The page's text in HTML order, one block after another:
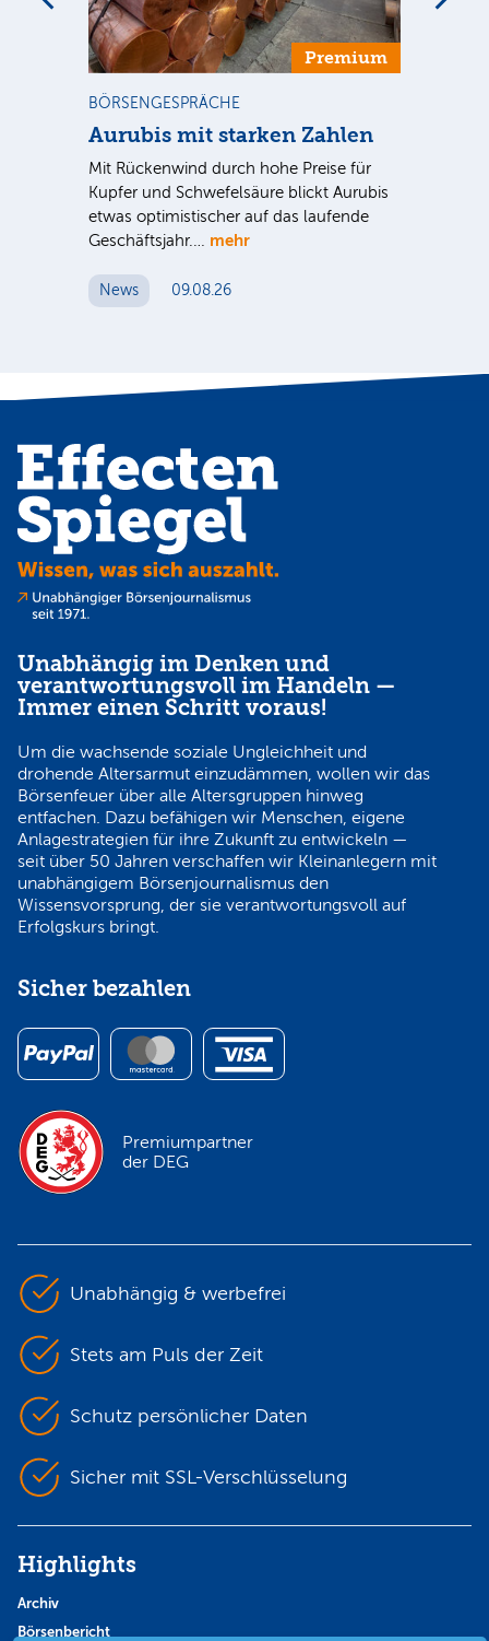
Premium
BÖRSENGESPRÄCHE
Aurubis mit starken Zahlen
Mit Rückenwind durch hohe Preise für
Kupfer und Schwefelsäure blickt Aurubis
etwas optimistischer auf das laufende
Geschäftsjahr.… mehr
News 09.08.26
Unabhängig im Denken und
verantwortungsvoll im Handeln —
Immer einen Schritt voraus!
Um die wachsende soziale Ungleichheit und
drohende Altersarmut einzudämmen, wollen wir das
Börsenfeuer über alle Altersgruppen hinweg
entfachen. Dazu befähigen wir Menschen, eigene
Anlagestrategien für ihre Zukunft zu entwickeln —
seit über 50 Jahren verschaffen wir Kleinanlegern mit
unabhängigem Börsenjournalismus den
Wissensvorsprung, der sie verantwortungsvoll auf
Erfolgskurs bringt.
Sicher bezahlen
Premiumpartner
der DEG
Unabhängig & werbefrei
Stets am Puls der Zeit
Schutz persönlicher Daten
Sicher mit SSL-Verschlüsselung
Highlights
Archiv
Börsenbericht